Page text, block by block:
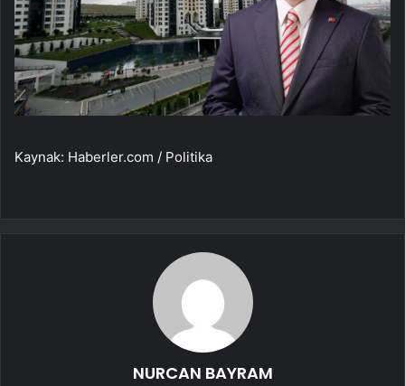
Kaynak: Haberler.com / Politika
NURCAN BAYRAM